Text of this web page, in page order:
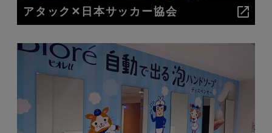
アタック✕日本サッカー協会